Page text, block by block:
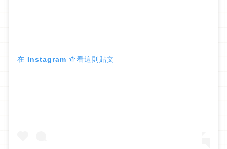
在 Instagram 查看這則貼文